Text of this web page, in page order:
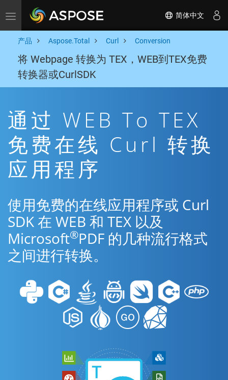
Toggle navigation 简体中文
产品 Aspose.Total Curl Conversion
将 Webpage 转换为 TEX，WEB到TEX免费
转换器或CurlSDK
通过 WEB To TEX
免费在线 Curl 转换
应用程序
使用免费的在线应用程序或 Curl
SDK 在 WEB 和 TEX 以及
Microsoft®PDF 的几种流行格式
之间进行转换。